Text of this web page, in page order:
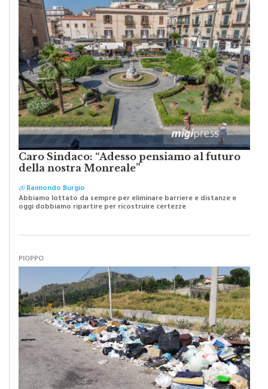
Caro Sindaco: “Adesso pensiamo al futuro
della nostra Monreale”
diRaimondo Burgio
Abbiamo lottato da sempre per eliminare barriere e distanze e
oggi dobbiamo ripartire per ricostruire certezze